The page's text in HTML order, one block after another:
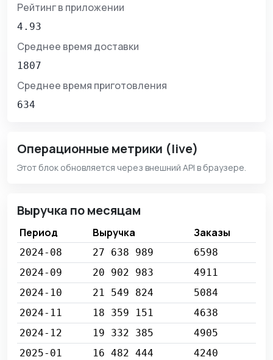
Рейтинг в приложении
4.93
Среднее время доставки
1807
Среднее время приготовления
634
Операционные метрики (live)
Этот блок обновляется через внешний API в браузере.
Выручка по месяцам
Период Выручка Заказы
2024-08 27 638 989
6598
2024-09
20 902 983
4911
2024-10
21 549 824
5084
2024-11
18 359 151
4638
2024-12
19 332 385
4905
2025-01
16 482 444
4240